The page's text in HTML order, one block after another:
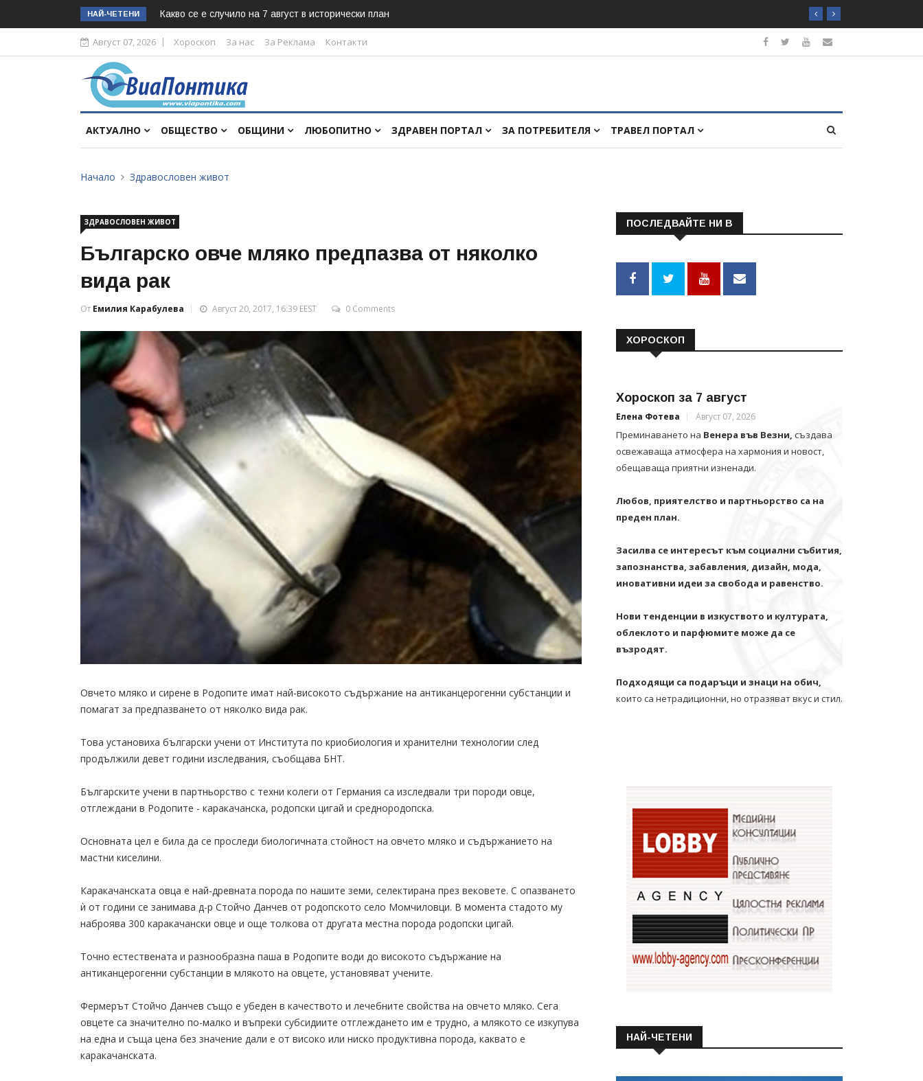
НАЙ-ЧЕТЕНИ Какво се е случило на 7 август в исторически план
Август 07, 2026 Хороскоп За нас За Реклама Контакти
АКТУАЛНО ОБЩЕСТВО ОБЩИНИ ЛЮБОПИТНО ЗДРАВЕН ПОРТАЛ ЗА ПОТРЕБИТЕЛЯ ТРАВЕЛ ПОРТАЛ
Начало Здравословен живот
ЗДРАВОСЛОВЕН ЖИВОТ
Българско овче мляко предпазва от няколко
вида рак
От Емилия Карабулева Август 20, 2017, 16:39 EEST 0 Comments
Овчето мляко и сирене в Родопите имат най-високото съдържание на антиканцерогенни субстанции и
помагат за предпазването от няколко вида рак.
Това установиха български учени от Института по криобиология и хранителни технологии след
продължили девет години изследвания, съобщава БНТ.
Българските учени в партньорство с техни колеги от Германия са изследвали три породи овце,
отглеждани в Родопите - каракачанска, родопски цигай и среднородопска.
Основната цел е била да се проследи биологичната стойност на овчето мляко и съдържанието на
мастни киселини.
Каракачанската овца е най-древната порода по нашите земи, селектирана през вековете. С опазването
ѝ от години се занимава д-р Стойчо Данчев от родопското село Момчиловци. В момента стадото му
наброява 300 каракачански овце и още толкова от другата местна порода родопски цигай.
Точно естествената и разнообразна паша в Родопите води до високото съдържание на
антиканцерогенни субстанции в млякото на овцете, установяват учените.
Фермерът Стойчо Данчев също е убеден в качеството и лечебните свойства на овчето мляко. Сега
овцете са значително по-малко и въпреки субсидиите отглеждането им е трудно, а млякото се изкупува
на една и съща цена без значение дали е от високо или ниско продуктивна порода, каквато е
каракачанската.
ПОСЛЕДВАЙТЕ НИ В
ХОРОСКОП
Хороскоп за 7 август
Елена Фотева Август 07, 2026
Преминаването на Венера във Везни, създава
освежаваща атмосфера на хармония и новост,
обещаваща приятни изненади.
Любов, приятелство и партньорство са на
преден план.
Засилва се интересът към социални събития,
запознанства, забавления, дизайн, мода,
иновативни идеи за свобода и равенство.
Нови тенденции в изкуството и културата,
облеклото и парфюмите може да се
възродят.
Подходящи са подаръци и знаци на обич,
които са нетрадиционни, но отразяват вкус и стил.
НАЙ-ЧЕТЕНИ